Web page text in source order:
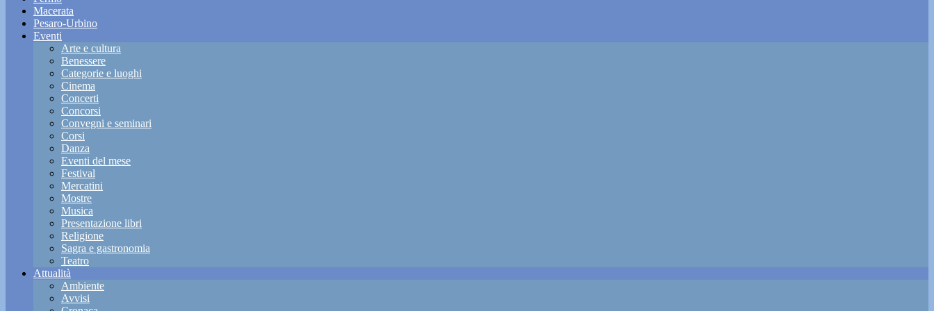
Macerata
Pesaro-Urbino
Eventi
Arte e cultura
Benessere
Categorie e luoghi
Cinema
Concerti
Concorsi
Convegni e seminari
Corsi
Danza
Eventi del mese
Festival
Mercatini
Mostre
Musica
Presentazione libri
Religione
Sagra e gastronomia
Teatro
Attualità
Ambiente
Avvisi